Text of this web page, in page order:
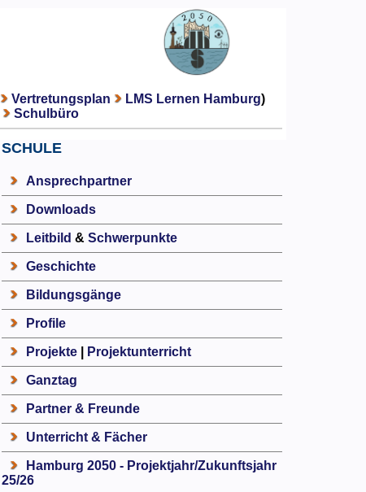
Vertretungsplan LMS Lernen Hamburg)
Schulbüro
SCHULE
Ansprechpartner
Downloads
Leitbild & Schwerpunkte
Geschichte
Bildungsgänge
Profile
Projekte| Projektunterricht
Ganztag
Partner & Freunde
Unterricht & Fächer
Hamburg 2050 - Projektjahr/Zukunftsjahr
25/26